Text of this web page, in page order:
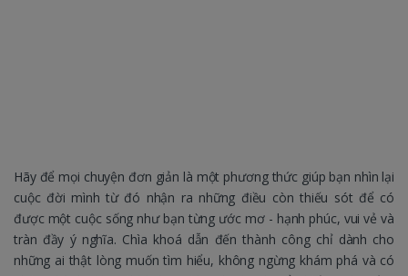
Hãy để mọi chuyện đơn giản là một phương thức giúp bạn nhìn lại
cuộc đời mình từ đó nhận ra những điều còn thiếu sót để có
được một cuộc sống như bạn từng ước mơ - hạnh phúc, vui vẻ và
tràn đầy ý nghĩa. Chìa khoá dẫn đến thành công chỉ dành cho
những ai thật lòng muốn tìm hiểu, không ngừng khám phá và có